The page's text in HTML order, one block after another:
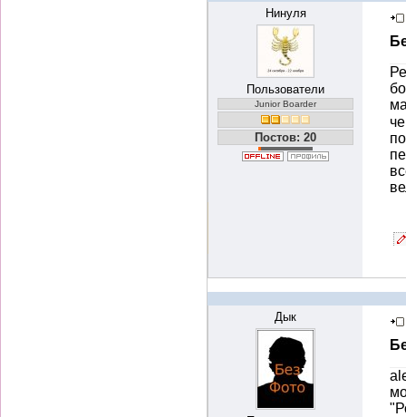
Нинуля
Пользователи
Junior Boarder
Постов: 20
Дык